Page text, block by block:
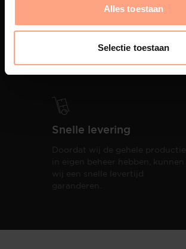
Alles toestaan
Selectie toestaan
Interieur design
PUUUR biedt volledige
oplevering,met als resultaat een
totale woonbeleving.
Snelle levering
Doordat wij de gehele productie
in eigen beheer hebben, kunnen
wij een snelle levertijd
garanderen.